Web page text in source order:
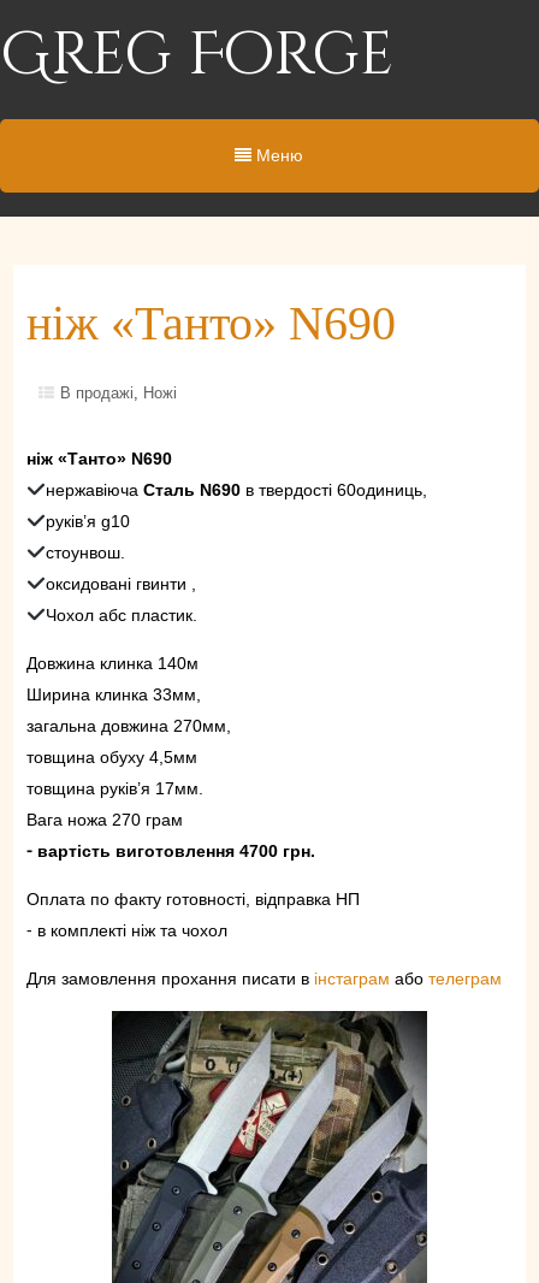
Greg Forge
Меню
ніж «Танто» N690
В продажі Ножі
ніж «Танто» N690
нержавіюча Сталь N690в твердості 60одиниць,
руків’я g10
стоунвош.
оксидовані гвинти ,
Чохол абс пластик.
Довжина клинка 140м
Ширина клинка 33мм,
загальна довжина 270мм,
товщина обуху 4,5мм
товщина руків’я 17мм.
Вага ножа 270 грам
⁃ вартість виготовлення 4700 грн.
Оплата по факту готовності, відправка НП
⁃ в комплекті ніж та чохол
Для замовлення прохання писати в інстаграм або телеграм